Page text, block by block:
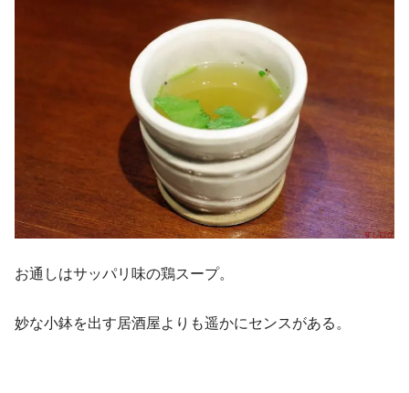
お通しはサッパリ味の鶏スープ。
妙な小鉢を出す居酒屋よりも遥かにセンスがある。